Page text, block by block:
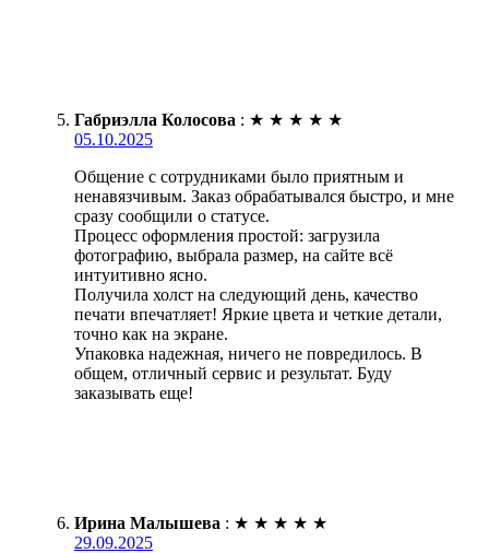
Габриэлла Колосова : ★ ★ ★ ★ ★
05.10.2025
Общение с сотрудниками было приятным и
ненавязчивым. Заказ обрабатывался быстро, и мне
сразу сообщили о статусе.
Процесс оформления простой: загрузила
фотографию, выбрала размер, на сайте всё
интуитивно ясно.
Получила холст на следующий день, качество
печати впечатляет! Яркие цвета и четкие детали,
точно как на экране.
Упаковка надежная, ничего не повредилось. В
общем, отличный сервис и результат. Буду
заказывать еще!
Ирина Малышева : ★ ★ ★ ★ ★
29.09.2025